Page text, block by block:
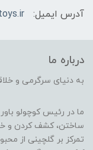
آدرس ایمیل:
درباره ما
به دنیای سرگرمی و
ما در رئیس کوچولو
ساختن، کشف کردن و
تمرکز بر گلچینی از